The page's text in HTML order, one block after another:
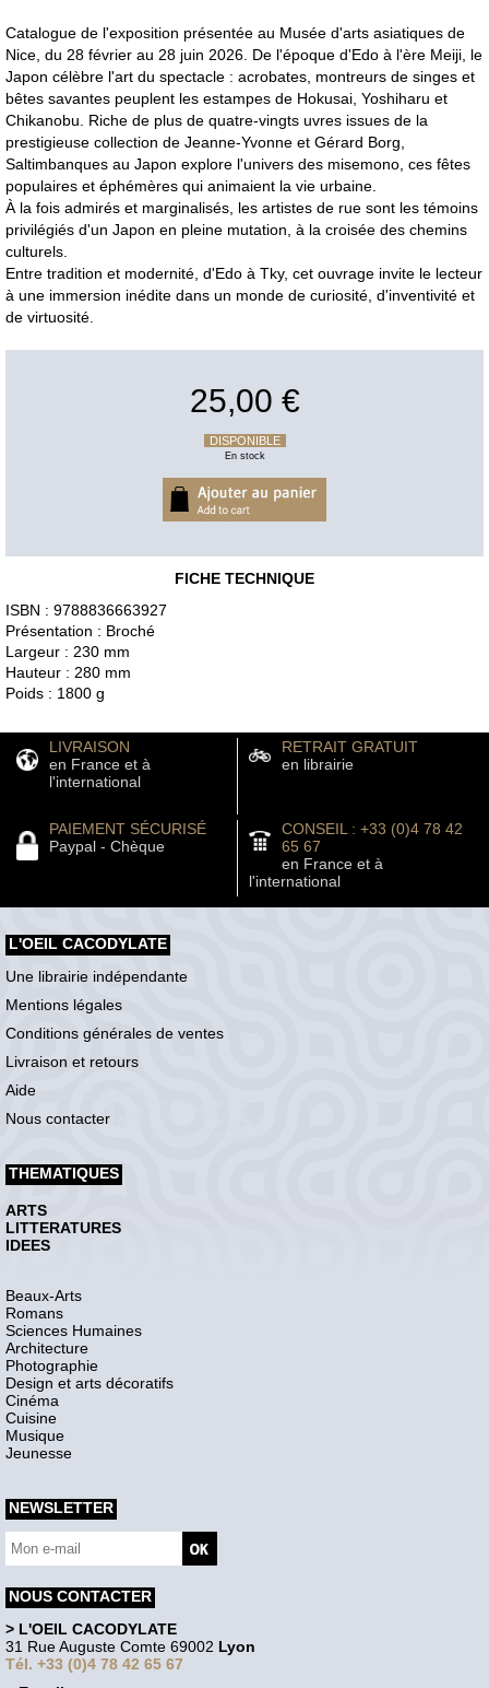
Catalogue de l'exposition présentée au Musée d'arts asiatiques de
Nice, du 28 février au 28 juin 2026. De l'époque d'Edo à l'ère Meiji, le
Japon célèbre l'art du spectacle : acrobates, montreurs de singes et
bêtes savantes peuplent les estampes de Hokusai, Yoshiharu et
Chikanobu. Riche de plus de quatre-vingts uvres issues de la
prestigieuse collection de Jeanne-Yvonne et Gérard Borg,
Saltimbanques au Japon explore l'univers des misemono, ces fêtes
populaires et éphémères qui animaient la vie urbaine.
À la fois admirés et marginalisés, les artistes de rue sont les témoins
privilégiés d'un Japon en pleine mutation, à la croisée des chemins
culturels.
Entre tradition et modernité, d'Edo à Tky, cet ouvrage invite le lecteur
à une immersion inédite dans un monde de curiosité, d'inventivité et
de virtuosité.
25,00 €
DISPONIBLE
En stock
FICHE TECHNIQUE
ISBN : 9788836663927
Présentation : Broché
Largeur : 230 mm
Hauteur : 280 mm
Poids : 1800 g
LIVRAISON
en France et à
l'international
RETRAIT GRATUIT
en librairie
PAIEMENT SÉCURISÉ
Paypal - Chèque
CONSEIL : +33 (0)4 78 42
65 67
en France et à
l'international
L'OEIL CACODYLATE
Une librairie indépendante
Mentions légales
Conditions générales de ventes
Livraison et retours
Aide
Nous contacter
THEMATIQUES
ARTS
LITTERATURES
IDEES
Beaux-Arts
Romans
Sciences Humaines
Architecture
Photographie
Design et arts décoratifs
Cinéma
Cuisine
Musique
Jeunesse
NEWSLETTER
NOUS CONTACTER
> L'OEIL CACODYLATE
31 Rue Auguste Comte 69002 Lyon
Tél. +33 (0)4 78 42 65 67